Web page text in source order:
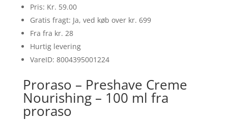
Pris: Kr. 59.00
Gratis fragt: Ja, ved køb over kr. 699
Fra fra kr. 28
Hurtig levering
VareID: 8004395001224
Proraso – Preshave Creme
Nourishing – 100 ml fra
proraso